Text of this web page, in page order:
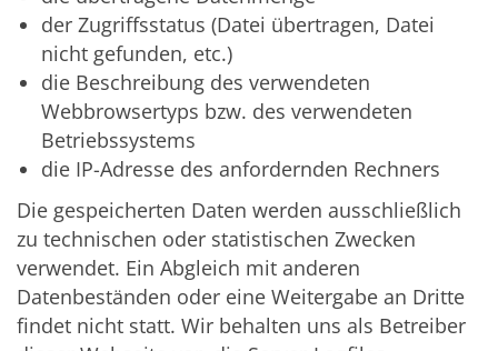
der Zugriffsstatus (Datei übertragen, Datei
nicht gefunden, etc.)
die Beschreibung des verwendeten
Webbrowsertyps bzw. des verwendeten
Betriebssystems
die IP-Adresse des anfordernden Rechners
Die gespeicherten Daten werden ausschließlich
zu technischen oder statistischen Zwecken
verwendet. Ein Abgleich mit anderen
Datenbeständen oder eine Weitergabe an Dritte
findet nicht statt. Wir behalten uns als Betreiber